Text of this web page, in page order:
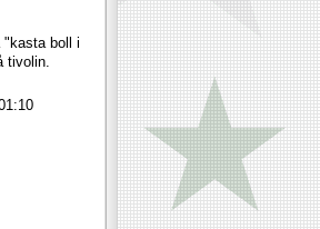
"kasta boll i
tivolin.